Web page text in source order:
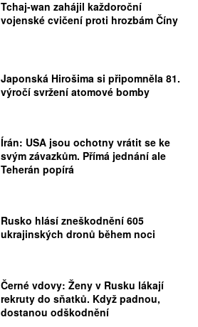
Tchaj-wan zahájil každoroční
vojenské cvičení proti hrozbám Číny
Japonská Hirošima si připomněla 81.
výročí svržení atomové bomby
Írán: USA jsou ochotny vrátit se ke
svým závazkům. Přímá jednání ale
Teherán popírá
Rusko hlásí zneškodnění 605
ukrajinských dronů během noci
Černé vdovy: Ženy v Rusku lákají
rekruty do sňatků. Když padnou,
dostanou odškodnění